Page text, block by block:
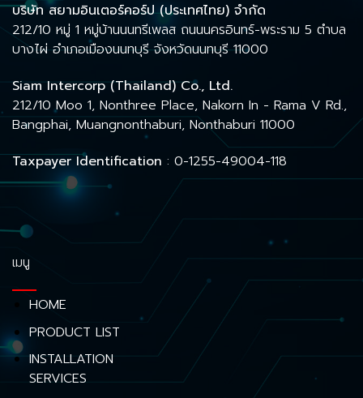
บริษัท สยามอินเตอร์คอร์ป (ประเทศไทย) จำกัด
212/10 หมู่ 1 หมู่บ้านนนทรีเพลส ถนนนครอินทร์-พระราม 5 ตำบล
บางไผ่ อำเภอเมืองนนทบุรี จังหวัดนนทบุรี 11000
Siam Intercorp (Thailand) Co., Ltd.
212/10 Moo 1, Nonthree Place, Nakorn In - Rama V Rd.,
Bangphai, Muangnonthaburi, Nonthaburi 11000
Taxpayer Identification : 0-1255-49004-118
เมนู
HOME
PRODUCT LIST
INSTALLATION
SERVICES